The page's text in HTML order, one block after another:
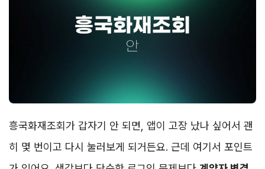
흥국화재조회가 갑자기 안 되면, 앱이 고장 났나 싶어서 괜
히 몇 번이고 다시 눌러보게 되거든요. 근데 여기서 포인트